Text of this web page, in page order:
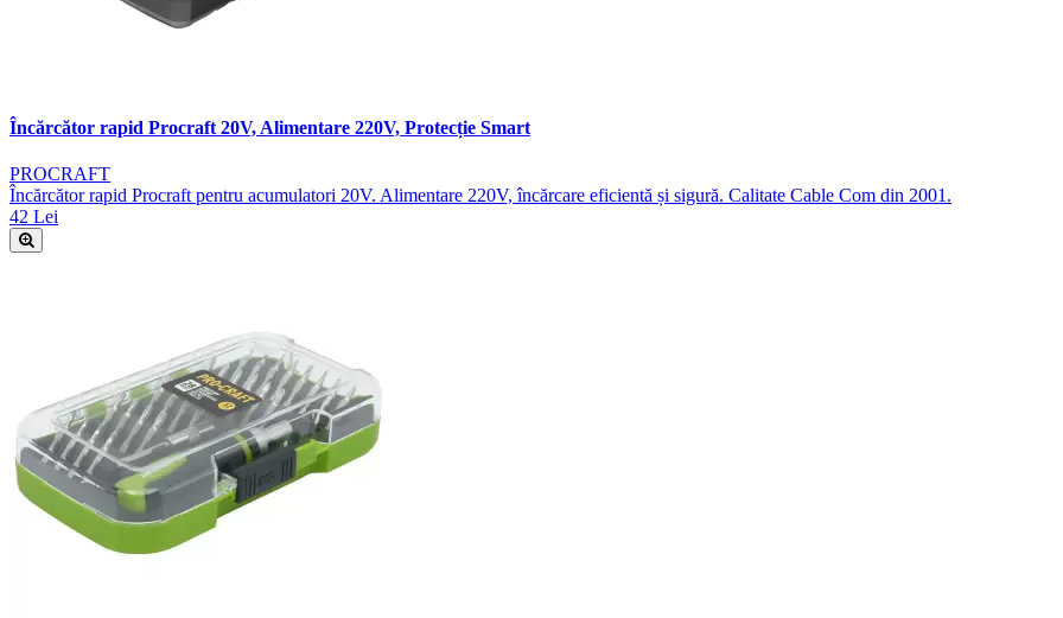
Încărcător rapid Procraft 20V, Alimentare 220V, Protecție Smart
PROCRAFT
Încărcător rapid Procraft pentru acumulatori 20V. Alimentare 220V, încărcare eficientă și sigură. Calitate Cable Com din 2001.
42 Lei